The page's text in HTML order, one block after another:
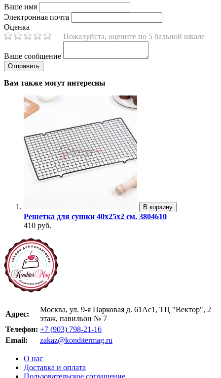
Ваше имя
Электронная почта
Оценка
Пожалуйста, оцените по 5 бальной шкале
Ваше сообщение
Вам также могут интересны
В корзину
Решетка для сушки 40x25x2 см. 3804610
410 руб.
Адрес:
Москва, ул. 9-я Парковая д. 61Ас1, ТЦ "Вектор", 2
этаж, павильон № 7
Телефон: +7 (903) 798-21-16
Email:
zakaz@konditermag.ru
О нас
Доставка и оплата
Пользовательское соглашение